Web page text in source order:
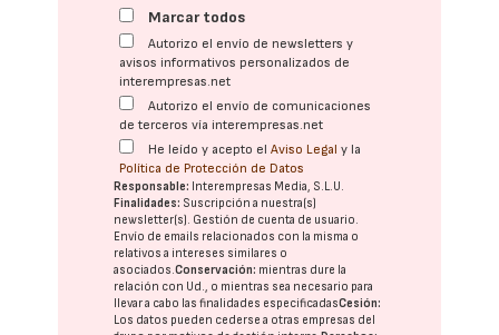
Marcar todos
Autorizo el envío de newsletters y
avisos informativos personalizados de
interempresas.net
Autorizo el envío de comunicaciones
de terceros vía interempresas.net
He leído y acepto elAviso Legal y la
Política de Protección de Datos
Responsable: Interempresas Media, S.L.U.
Finalidades: Suscripción a nuestra(s)
newsletter(s). Gestión de cuenta de usuario.
Envío de emails relacionados con la misma o
relativos a intereses similares o
asociados.Conservación: mientras dure la
relación con Ud., o mientras sea necesario para
llevar a cabo las finalidades especificadasCesión:
Los datos pueden cederse a otras empresas del